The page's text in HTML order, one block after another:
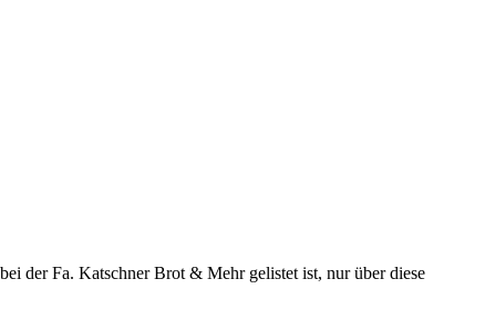
der Fa. Katschner Brot & Mehr gelistet ist, nur über diese